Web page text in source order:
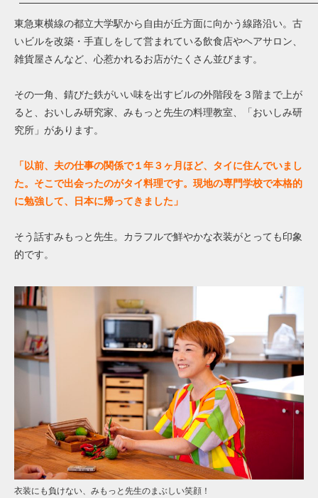
東急東横線の都立大学駅から自由が丘方面に向かう線路沿い。古
いビルを改築・手直しをして営まれている飲食店やヘアサロン、
雑貨屋さんなど、心惹かれるお店がたくさん並びます。
その一角、錆びた鉄がいい味を出すビルの外階段を３階まで上が
ると、おいしみ研究家、みもっと先生の料理教室、「おいしみ研
究所」があります。
「以前、夫の仕事の関係で１年３ヶ月ほど、タイに住んでいまし
た。そこで出会ったのがタイ料理です。現地の専門学校で本格的
に勉強して、日本に帰ってきました」
そう話すみもっと先生。カラフルで鮮やかな衣装がとっても印象
的です。
衣装にも負けない、みもっと先生のまぶしい笑顔！